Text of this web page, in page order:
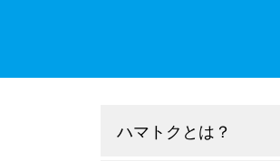
ハマトクとは？